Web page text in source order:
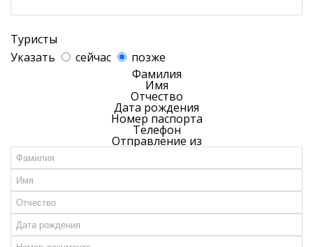
Туристы
Указать
сейчас
позже
Фамилия
Имя
Отчество
Дата рождения
Номер паспорта
Телефон
Отправление из